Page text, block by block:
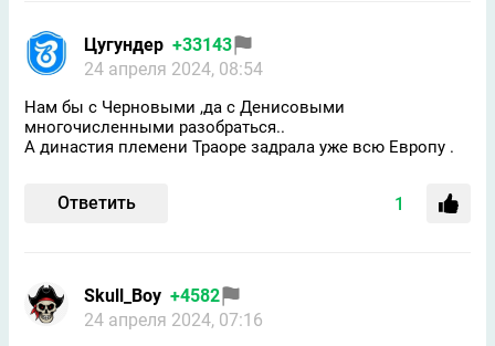
Цугундeр +33143
24 апреля 2024, 08:54
Нам бы с Черновыми ,да с Денисовыми
многочисленными разобраться..
А династия племени Траоре задрала уже всю Европу .
Ответить 1
Skull_Boy +4582
24 апреля 2024, 07:16